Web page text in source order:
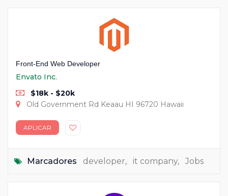
Front-End Web Developer
Envato Inc.
$18k - $20k
Old Government Rd Keaau HI 96720 Hawaii
APLICAR
Marcadores developer, it company, Jobs